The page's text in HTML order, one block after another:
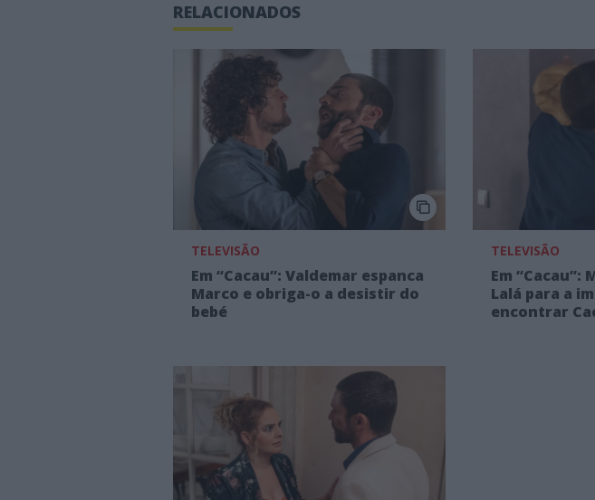
RELACIONADOS
TELEVISÃO
Em “Cacau”: Valdemar espanca
Marco e obriga-o a desistir do
bebé
TELEVISÃO
Em “Cacau”:
Lalá para a
encontrar